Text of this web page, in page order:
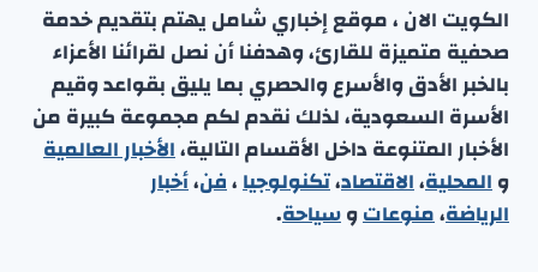
الكويت الان ، موقع إخباري شامل يهتم بتقديم خدمة
صحفية متميزة للقارئ، وهدفنا أن نصل لقرائنا الأعزاء
بالخبر الأدق والأسرع والحصري بما يليق بقواعد وقيم
الأسرة السعودية، لذلك نقدم لكم مجموعة كبيرة من
الأخبار المتنوعة داخل الأقسام التالية،الأخبار العالمية
والمحلية،الاقتصاد،تكنولوجيا،فن،أخبار
الرياضة،منوعاتوسياحة.